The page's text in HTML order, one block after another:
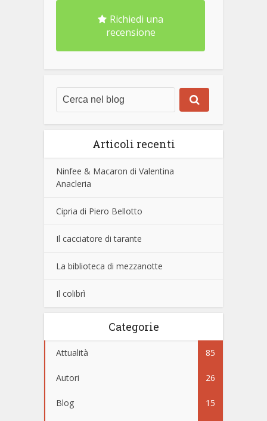
Richiedi una
recensione
Articoli recenti
Ninfee & Macaron di Valentina
Anacleria
Cipria di Piero Bellotto
Il cacciatore di tarante
La biblioteca di mezzanotte
Il colibrì
Categorie
Attualità 85
Autori 26
Blog 15